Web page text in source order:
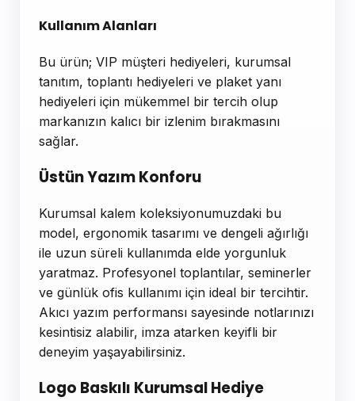
Kullanım Alanları
Bu ürün; VIP müşteri hediyeleri, kurumsal
tanıtım, toplantı hediyeleri ve plaket yanı
hediyeleri için mükemmel bir tercih olup
markanızın kalıcı bir izlenim bırakmasını
sağlar.
Üstün Yazım Konforu
Kurumsal kalem koleksiyonumuzdaki bu
model, ergonomik tasarımı ve dengeli ağırlığı
ile uzun süreli kullanımda elde yorgunluk
yaratmaz. Profesyonel toplantılar, seminerler
ve günlük ofis kullanımı için ideal bir tercihtir.
Akıcı yazım performansı sayesinde notlarınızı
kesintisiz alabilir, imza atarken keyifli bir
deneyim yaşayabilirsiniz.
Logo Baskılı Kurumsal Hediye